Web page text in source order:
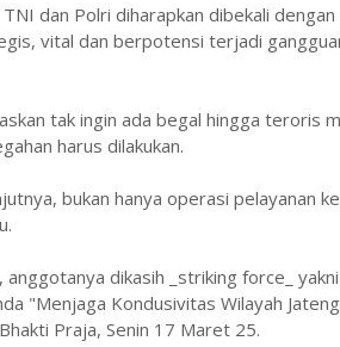
dan Polri diharapkan dibekali
vital dan berpotensi terjadi
tak ingin ada begal hingga teroris
harus dilakukan.
bukan hanya operasi pelayanan
dikasih _striking force_
"Menjaga Kondusivitas Wilayah
Praja, Senin 17 Maret 25.